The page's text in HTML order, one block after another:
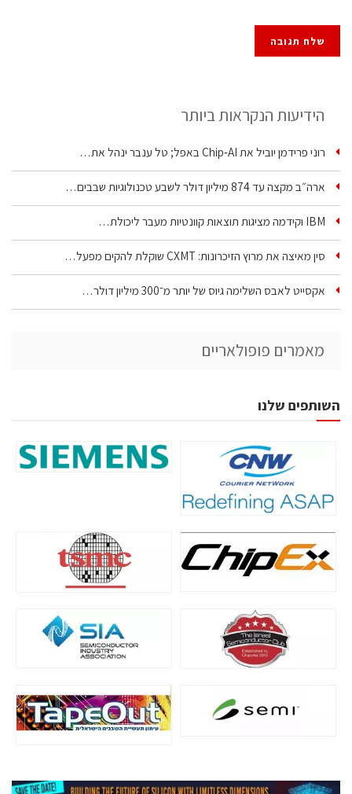
הידיעות הנקראות ביותר
רוני פרידמן יוביל את Chip‑AI באפל; טל ענבר ינהל את…
ארה״ב מקצה עד 874 מיליון דולר לשבע טכנולוגיות שבבים…
IBM וקידמה מציגות תוצאות קוונטיות מעבר ליכולת…
סין מאיצה את מרוץ הזיכרונות: CXMT שוקלת להקים מפעל…
אקסייט לאבס השלימה גיוס של יותר מ־300 מיליון דולר…
מאמרים פופולאריים
השותפים שלנו